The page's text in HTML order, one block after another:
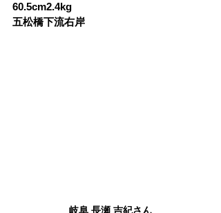
60.5cm2.4kg
五松橋下流右岸
岐阜 長瀬 吉紀さん